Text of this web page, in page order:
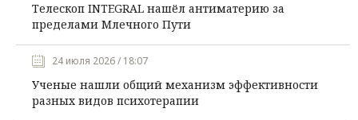
Телескоп INTEGRAL нашёл антиматерию за
пределами Млечного Пути
24 июля 2026 / 18:07
Ученые нашли общий механизм эффективности
разных видов психотерапии